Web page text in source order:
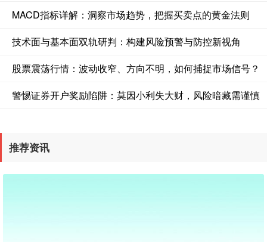
深证成指 14110.12 -34.08 -0.24%
MACD指标详解：洞察市场趋势，把握买卖点的黄金法则
技术面与基本面双轨研判：构建风险预警与防控新视角
股票震荡行情：波动收窄、方向不明，如何捕捉市场信号？
警惕证券开户奖励陷阱：莫因小利失大财，风险暗藏需谨慎
推荐资讯